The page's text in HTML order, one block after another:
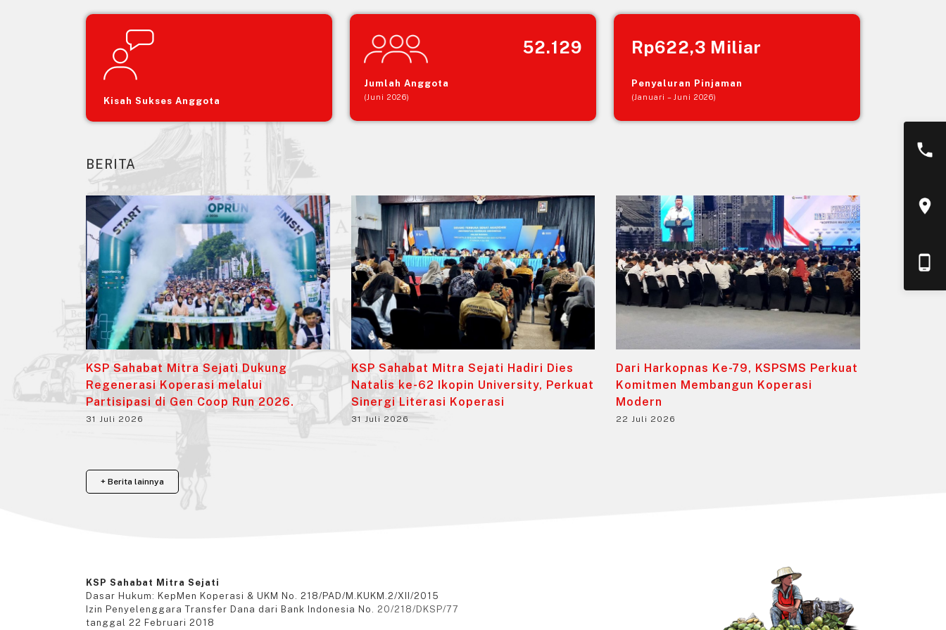
Kisah Sukses Anggota
52.129
Jumlah Anggota
(Juni 2026)
Rp622,3 Miliar
Penyaluran Pinjaman
(Januari – Juni 2026)
BERITA
KSP Sahabat Mitra Sejati Dukung
Regenerasi Koperasi melalui
Partisipasi di Gen Coop Run 2026.
31 Juli 2026
KSP Sahabat Mitra Sejati Hadiri Dies
Natalis ke-62 Ikopin University, Perkuat
Sinergi Literasi Koperasi
31 Juli 2026
Dari Harkopnas Ke-79, KSPSMS Perkuat
Komitmen Membangun Koperasi
Modern
22 Juli 2026
+ Berita lainnya
KSP Sahabat Mitra Sejati
Dasar Hukum: KepMen Koperasi & UKM No. 218/PAD/M.KUKM.2/XII/2015
Izin Penyelenggara Transfer Dana dari Bank Indonesia No. 20/218/DKSP/77
tanggal 22 Februari 2018